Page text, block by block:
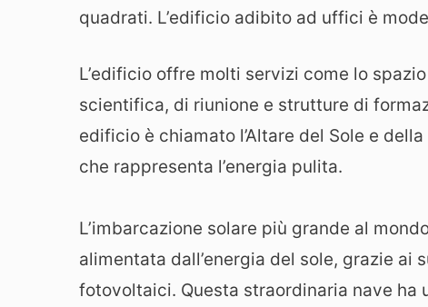
quadrati. L’edificio adibito ad uffici è
L’edificio offre molti servizi come lo
scientifica, di riunione e strutture di
edificio è chiamato l’Altare del Sole e
che rappresenta l’energia pulita.
L’imbarcazione solare più grande al
alimentata dall’energia del sole, grazie
fotovoltaici. Questa straordinaria nave ha